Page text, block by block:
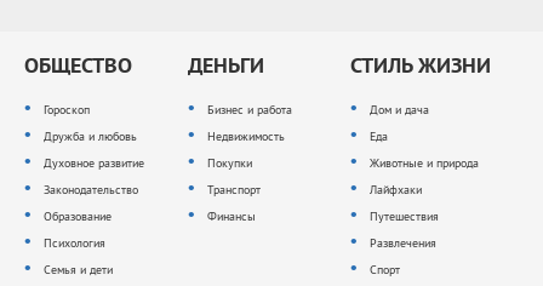
ОБЩЕСТВО
Гороскоп
Дружба и любовь
Духовное развитие
Законодательство
Образование
Психология
Семья и дети
ДЕНЬГИ
Бизнес и работа
Недвижимость
Покупки
Транспорт
Финансы
СТИЛЬ ЖИЗНИ
Дом и дача
Еда
Животные и природа
Лайфхаки
Путешествия
Развлечения
Спорт